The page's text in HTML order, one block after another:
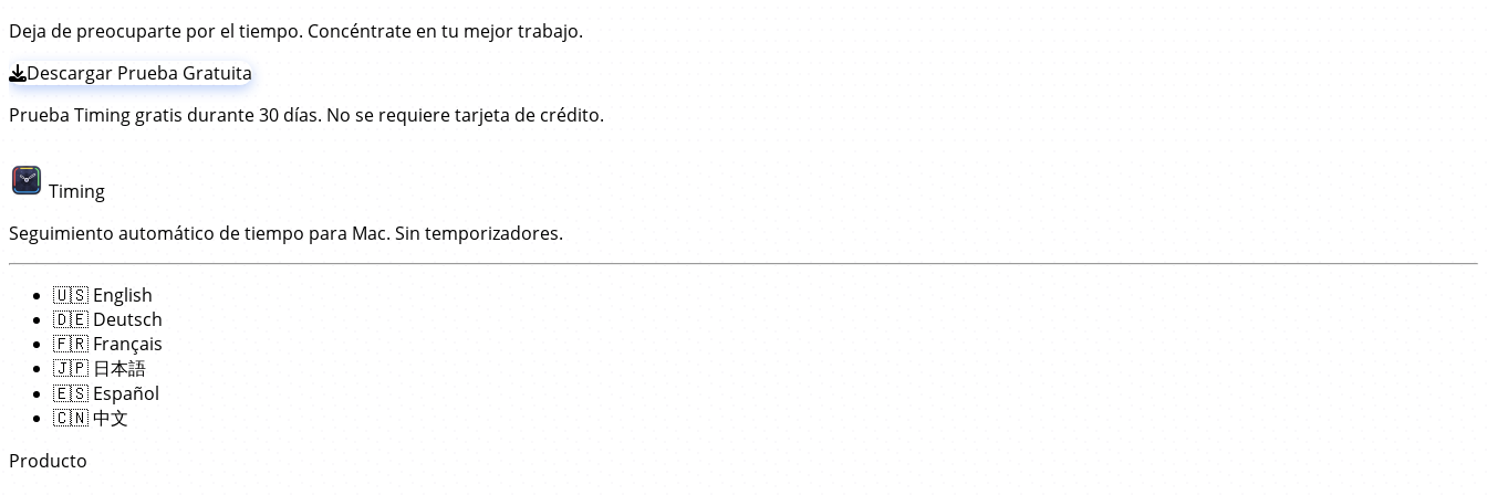
Deja de preocuparte por el tiempo. Concéntrate en tu mejor trabajo.
Descargar Prueba Gratuita
Prueba Timing gratis durante 30 días. No se requiere tarjeta de crédito.
Timing
Seguimiento automático de tiempo para Mac. Sin temporizadores.
🇺🇸 English
🇩🇪 Deutsch
🇫🇷 Français
🇯🇵 日本語
🇪🇸 Español
🇨🇳中文
Producto